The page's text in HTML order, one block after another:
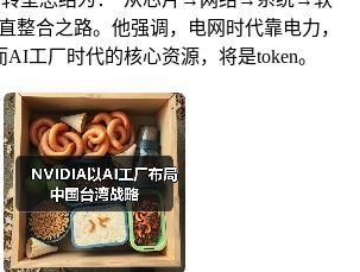
整合之路。他强调，电网时代靠电力，
工厂时代的核心资源，将是token。